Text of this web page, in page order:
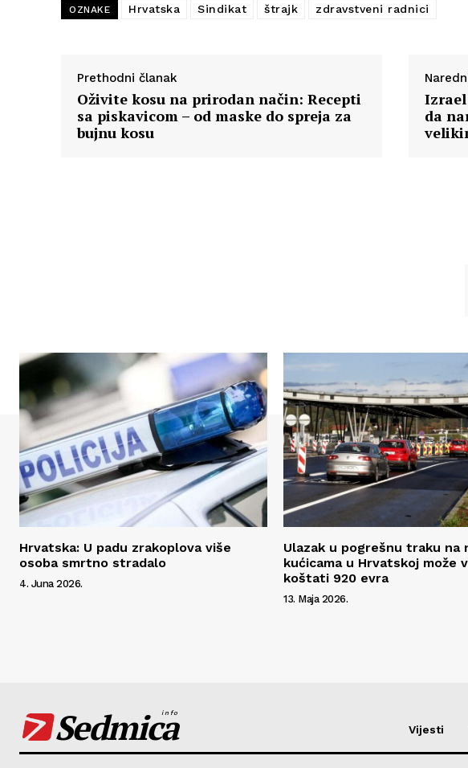
OZNAKE Hrvatska Sindikat štrajk zdravstveni radnici
Prethodni članak
Oživite kosu na prirodan način: Recepti
sa piskavicom – od maske do spreja za
bujnu kosu
da
Hrvatska: U padu zrakoplova više
osoba smrtno stradalo
4. Juna 2026.
Ulazak u pogrešnu traku na
kućicama u Hrvatskoj može
koštati 920 evra
13. Maja 2026.
Sedmica
info
Vijesti